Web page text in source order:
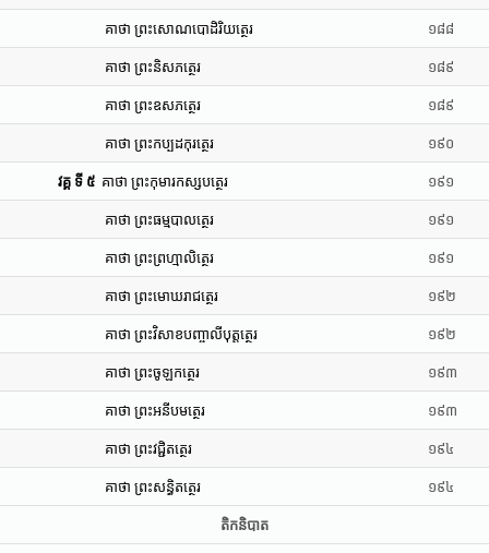
គាថា ព្រះសោណបោដិរិយត្ថេរ ១៨៨
គាថា ព្រះនិសភត្ថេរ ១៨៩
គាថា ព្រះឧសភត្ថេរ ១៨៩
គាថា ព្រះកប្បដកុរត្ថេរ ១៩០
វគ្គ ទី ៥ គាថា ព្រះកុមារកស្សបត្ថេរ ១៩១
គាថា ព្រះធម្មបាលត្ថេរ ១៩១
គាថា ព្រះព្រហ្មាលិត្ថេរ ១៩១
គាថា ព្រះមោឃរាជត្ថេរ ១៩២
គាថា ព្រះវិសាខបញ្ចាលីបុត្តត្ថេរ ១៩២
គាថា ព្រះចូឡកត្ថេរ ១៩៣
គាថា ព្រះអនីបមត្ថេរ ១៩៣
គាថា ព្រះវជ្ជិតត្ថេរ ១៩៤
គាថា ព្រះសន្ធិតត្ថេរ ១៩៤
តិកនិបាត